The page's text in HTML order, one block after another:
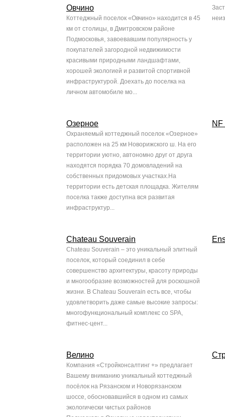
Овчино
Коттеджный поселок «Овчино» находится в 45
км от столицы, в Дмитровском районе
Подмосковья, завоевавшим популярность у
покупателей загородной недвижимости
красивыми природными ландшафтами,
хорошей экологией и развитой спортивной
инфраструктурой. Доехать до поселка на
личном автомобиле мо...
Озерное
Охраняемый коттеджный поселок «Озерное»
расположен на 25 км Новорижского ш. На его
территории уютно, автономно друг от друга
находятся порядка 70 домовладений на
собственных придомовых участках.На
территории есть детская площадка. Жителям
поселка также доступна вся развитая
инфраструктур...
NF
Chateau Souverain
Chateau Souverain – это уникальный элитный
поселок, который соединил в себе
совершенство архитектуры, красоту природы
и многообразие возможностей для роскошной
жизни. В Chateau Souverain есть все, чтобы
удовлетворить даже самые высокие запросы:
многофункциональный комплекс со SPA,
фитнес-цент...
Велино
Компания «Стройконсалтинг +» предлагает
Вашему вниманию уникальный коттеджный
посёлок на Рязанском и Новорязанском
шоссе, обосновавшийся в одном из самых
экологически чистых районов